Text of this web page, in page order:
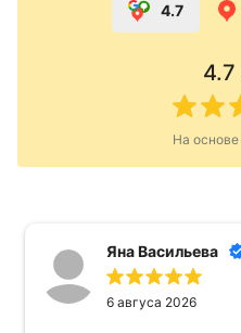
4.7
4.7
На основе
Яна Васильева
6 авгуса 2026